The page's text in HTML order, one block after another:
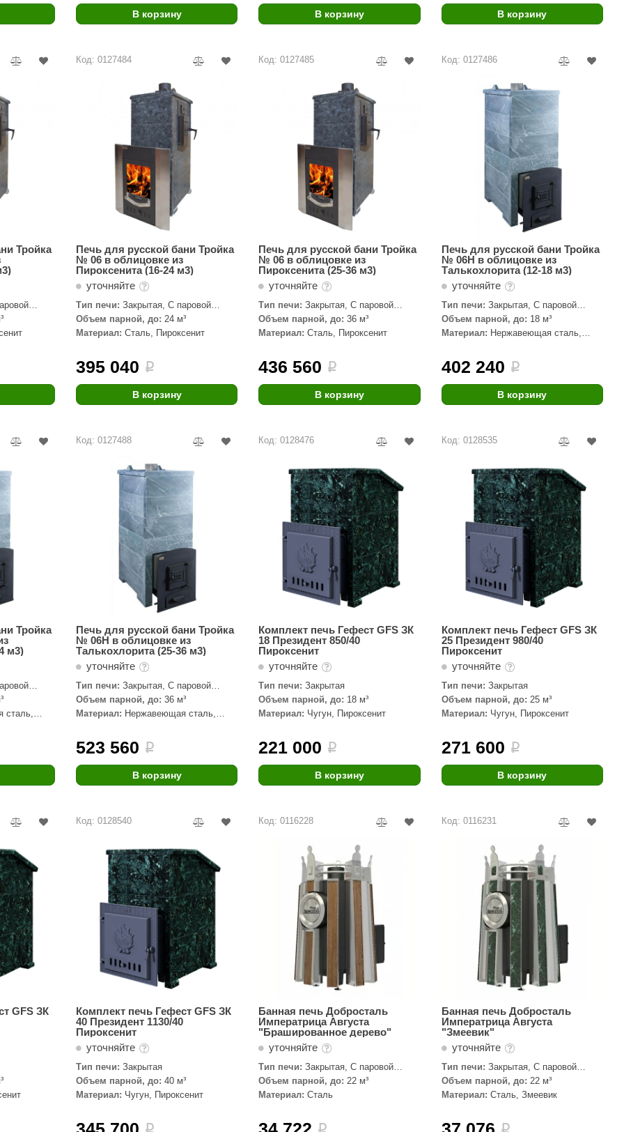
В корзину В корзину В корзину
Тройка
Код: 0127484
Печь для русской бани Тройка
№ 06 в облицовке из
Пироксенита (16-24 м3)
уточняйте
Тип печи: Закрытая, С паровой
пушкой
Объем парной, до: 24 м³
Материал: Сталь, Пироксенит
395 040 i
В корзину
Код: 0127485
Печь для русской бани Тройка
№ 06 в облицовке из
Пироксенита (25-36 м3)
уточняйте
Тип печи: Закрытая, С паровой
пушкой
Объем парной, до: 36 м³
Материал: Сталь, Пироксенит
436 560 i
В корзину
Код: 0127486
Печь для русской бани Тройка
№ 06Н в облицовке из
Талькохлорита (12-18 м3)
уточняйте
Тип печи: Закрытая, С паровой
пушкой
Объем парной, до: 18 м³
Материал: Нержавеющая сталь,
402 240 i
В корзину
Тройка
м3)
сталь,
Код: 0127488
Печь для русской бани Тройка
№ 06Н в облицовке из
Талькохлорита (25-36 м3)
уточняйте
Тип печи: Закрытая, С паровой
пушкой
Объем парной, до: 36 м³
Материал: Нержавеющая сталь,
523 560 i
В корзину
Код: 0128476
Комплект печь Гефест GFS ЗК
18 Президент 850/40
Пироксенит
уточняйте
Тип печи: Закрытая
Объем парной, до: 18 м³
Материал: Чугун, Пироксенит
221 000 i
В корзину
Код: 0128535
Комплект печь Гефест GFS ЗК
25 Президент 980/40
Пироксенит
уточняйте
Тип печи: Закрытая
Объем парной, до: 25 м³
Материал: Чугун, Пироксенит
271 600 i
В корзину
GFS ЗК
Код: 0128540
Комплект печь Гефест GFS ЗК
40 Президент 1130/40
Пироксенит
уточняйте
Тип печи: Закрытая
Объем парной, до: 40 м³
Материал: Чугун, Пироксенит
i
Код: 0116228
Банная печь Добросталь
Императрица Августа
"Брашированное дерево"
уточняйте
Тип печи: Закрытая, С паровой
пушкой
Объем парной, до: 22 м³
Материал: Сталь
i
Код: 0116231
Банная печь Добросталь
Императрица Августа
"Змеевик"
уточняйте
Тип печи: Закрытая, С паровой
пушкой
Объем парной, до: 22 м³
Материал: Сталь, Змеевик
i